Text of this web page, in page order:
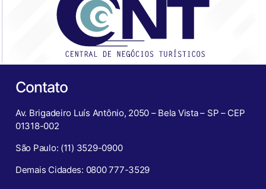
Contato
Av. Brigadeiro Luís Antônio, 2050 – Bela Vista – SP – CEP
01318-002
São Paulo: (11) 3529-0900
Demais Cidades: 0800 777-3529